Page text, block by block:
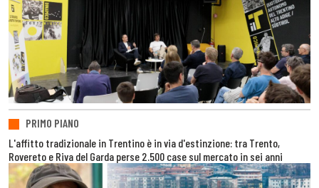
PRIMO PIANO
L'affitto tradizionale in Trentino è in via d'estinzione: tra Trento,
Rovereto e Riva del Garda perse 2.500 case sul mercato in sei anni